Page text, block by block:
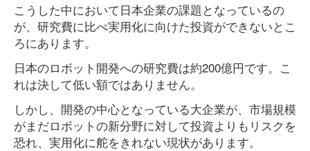
こうした中において日本企業の課題となっているの
が、研究費に比べ実用化に向けた投資ができないとこ
ろにあります。
日本のロボット開発への研究費は約200億円です。こ
れは決して低い額ではありません。
しかし、開発の中心となっている大企業が、市場規模
がまだロボットの新分野に対して投資よりもリスクを
恐れ、実用化に舵をきれない現状があります。